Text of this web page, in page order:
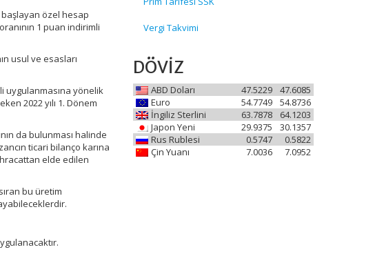
özel hesap
1 puan indirimli
usul ve esasları
uygulanmasına yönelik
2022 yılı 1. Dönem
da bulunması halinde
ticari bilanço karına
elde edilen
bu üretim
Vergi Takvimi
DÖVİZ
ABD Doları 47.6085
47.5229
Euro
54.8736
54.7749
İngiliz Sterlini
64.1203
63.7878
Japon Yeni
30.1357
29.9375
Rus Rublesi
0.5822
0.5747
Çin Yuanı
7.0952
7.0036